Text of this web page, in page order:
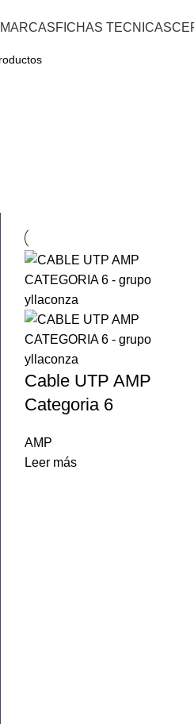
MARCASFICHAS TECNICAS
Cable UTP AMP
Categoria 6
AMP
Leer más